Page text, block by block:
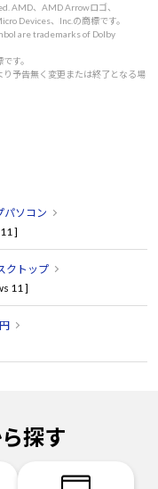
AMD、AMD Arrowロゴ、
Devices、Inc.の商標です。
are trademarks of Dolby
す。
り予告無く変更または終了となる場
パソコン
]
クトップ
11 ]
探す